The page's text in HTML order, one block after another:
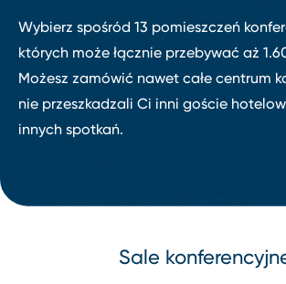
Wybierz spośród 13 pomieszczeń
których może łącznie przebywać aż
Możesz zamówić nawet całe centrum
nie przeszkadzali Ci inni goście
innych spotkań.
Sale